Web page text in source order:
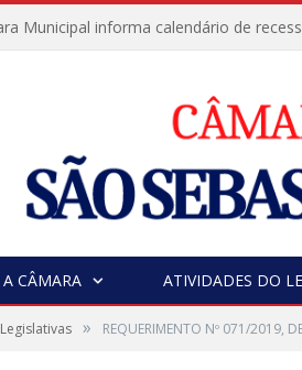
Municipal informa calendário de
A CÂMARA ATIVIDADES DO
» REQUERIMENTO Nº 071/2019,